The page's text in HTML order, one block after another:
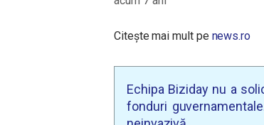
Citește mai mult pe news.ro
Echipa Biziday nu a
fonduri